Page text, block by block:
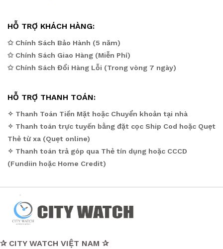
HỖ TRỢ KHÁCH HÀNG:
✩ Chính Sách Bảo Hành (5 năm)
✩ Chính Sách Giao Hàng (Miễn Phí)
✩ Chính Sách Đổi Hàng Lỗi (Trong vòng 7 ngày)
HỖ TRỢ THANH TOÁN:
✧ Thanh Toán Tiền Mặt hoặc Chuyển khoản tại nhà
✧ Thanh toán trực tuyến bằng đặt cọc Ship Cod hoặc Quẹt
Thẻ từ xa (Quẹt online)
✧ Thanh toán trả góp qua Thẻ tín dụng hoặc CCCD
(Fundiin hoặc Home Credit)
✰ CITY WATCH VIỆT NAM ✰